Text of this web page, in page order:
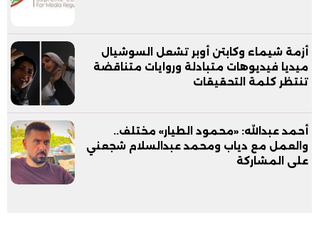
أزمة شيماء وكابتن أوبر تشعل السوشيال
ميديا فيديوهات متبادلة وروايات متناقضة
تنتظر كلمة التحقيقات
أحمد عبدالله: «محمود الطيار» مختلف..
والعمل مع دياب ومحمد عبدالسلام شجعني
على المشاركة